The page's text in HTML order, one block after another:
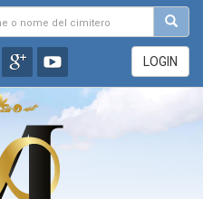
LOGIN